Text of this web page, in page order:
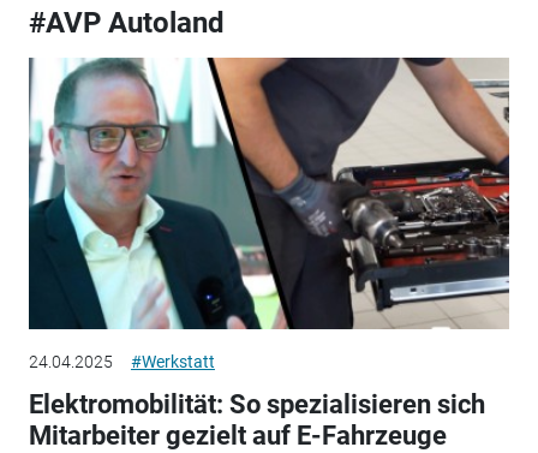
#AVP Autoland
24.04.2025 #Werkstatt
Elektromobilität: So spezialisieren sich
Mitarbeiter gezielt auf E-Fahrzeuge